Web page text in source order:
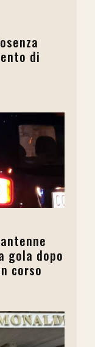
di
gola dopo
corso